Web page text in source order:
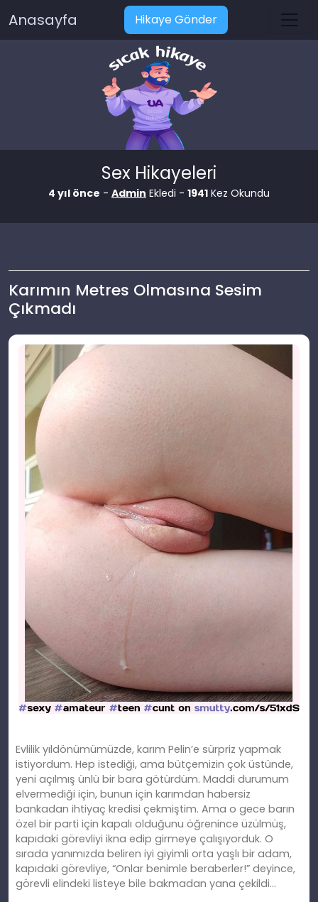
Anasayfa Hikaye Gönder
Sex Hikayeleri
4 yıl önce - Admin Ekledi - 1941 Kez Okundu
Karımın Metres Olmasına Sesim
Çıkmadı
Evlilik yıldönümümüzde, karım Pelin’e sürpriz yapmak
istiyordum. Hep istediği, ama bütçemizin çok üstünde,
yeni açılmış ünlü bir bara götürdüm. Maddi durumum
elvermediği için, bunun için karımdan habersiz
bankadan ihtiyaç kredisi çekmiştim. Ama o gece barın
özel bir parti için kapalı olduğunu öğrenince üzülmüş,
kapıdaki görevliyi ikna edip girmeye çalışıyorduk. O
sırada yanımızda beliren iyi giyimli orta yaşlı bir adam,
kapıdaki görevliye, “Onlar benimle beraberler!” deyince,
görevli elindeki listeye bile bakmadan yana çekildi…